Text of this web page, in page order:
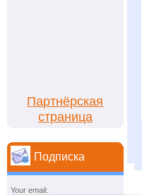
Партнёрская
страница
Подписка
Your email: